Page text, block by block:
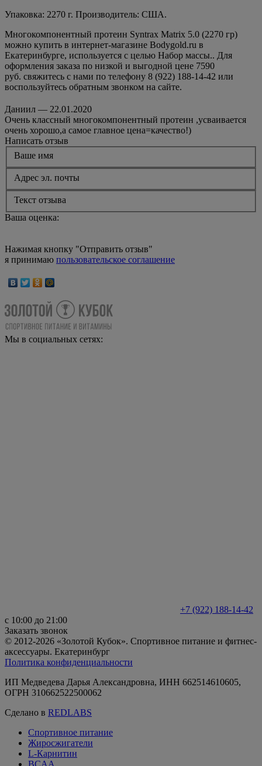
Упаковка: 2270 г. Производитель: США.
Многокомпонентный протеин Syntrax Matrix 5.0 (2270 гр)
можно купить в интернет-магазине Bodygold.ru в
Екатеринбурге, используется с целью Набор массы.. Для
оформления заказа по низкой и выгодной цене 7590
руб. свяжитесь с нами по телефону 8 (922) 188-14-42 или
воспользуйтесь обратным звонком на сайте.
Даниил — 22.01.2020
Очень классный многокомпонентный протеин ,усваивается
очень хорошо,а самое главное цена=качество!)
Написать отзыв
Ваше имя
Адрес эл. почты
Текст отзыва
Ваша оценка:
Нажимая кнопку "Отправить отзыв"
я принимаю пользовательское соглашение
Мы в социальных сетях:
+7 (922) 188-14-42
с 10:00 до 21:00
Заказать звонок
© 2012-2026 «Золотой Кубок». Спортивное питание и фитнес-
аксессуары. Екатеринбург
Политика конфиденциальности
ИП Медведева Дарья Александровна, ИНН 662514610605,
ОГРН 310662522500062
Сделано в REDLABS
Спортивное питание
Жиросжигатели
L-Карнитин
BCAA